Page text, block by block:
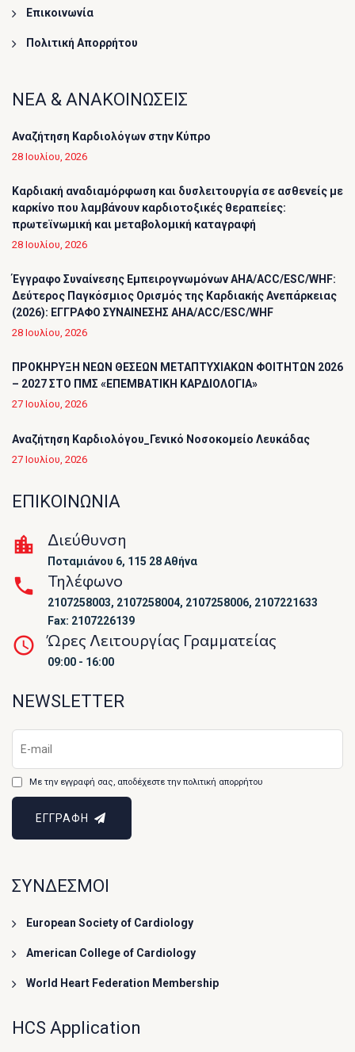
Επικοινωνία
Πολιτική Απορρήτου
ΝΕΑ & ΑΝΑΚΟΙΝΩΣΕΙΣ
Αναζήτηση Καρδιολόγων στην Κύπρο
28 Ιουλίου, 2026
Καρδιακή αναδιαμόρφωση και δυσλειτουργία σε ασθενείς με
καρκίνο που λαμβάνουν καρδιοτοξικές θεραπείες:
πρωτεϊνωμική και μεταβολομική καταγραφή
28 Ιουλίου, 2026
Έγγραφο Συναίνεσης Εμπειρογνωμόνων AHA/ACC/ESC/WHF:
Δεύτερος Παγκόσμιος Ορισμός της Καρδιακής Ανεπάρκειας
(2026): ΕΓΓΡΑΦΟ ΣΥΝΑΙΝΕΣΗΣ AHA/ACC/ESC/WHF
28 Ιουλίου, 2026
ΠΡΟΚΗΡΥΞΗ ΝΕΩΝ ΘΕΣΕΩΝ ΜΕΤΑΠΤΥΧΙΑΚΩΝ ΦΟΙΤΗΤΩΝ 2026
– 2027 ΣΤΟ ΠΜΣ «ΕΠΕΜΒΑΤΙΚΗ ΚΑΡΔΙΟΛΟΓΙΑ»
27 Ιουλίου, 2026
Αναζήτηση Καρδιολόγου_Γενικό Νοσοκομείο Λευκάδας
27 Ιουλίου, 2026
ΕΠΙΚΟΙΝΩΝΙΑ
Διεύθυνση
Ποταμιάνου 6, 115 28 Αθήνα
Τηλέφωνο
2107258003, 2107258004, 2107258006, 2107221633
Fax: 2107226139
Ώρες Λειτουργίας Γραμματείας
09:00 - 16:00
NEWSLETTER
Με την εγγραφή σας, αποδέχεστε την πολιτική απορρήτου
ΕΓΓΡΑΦΗ
ΣΥΝΔΕΣΜΟΙ
European Society of Cardiology
American College of Cardiology
World Heart Federation Membership
HCS Application